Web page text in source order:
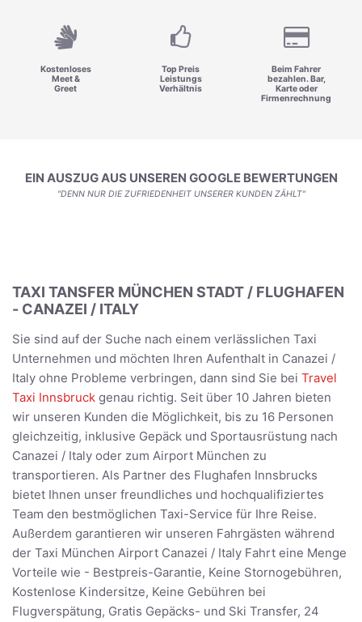
Kostenloses
Meet &
Greet
Top Preis
Leistungs
Verhältnis
Beim Fahrer
bezahlen. Bar,
Karte oder
Firmenrechnung
EIN AUSZUG AUS UNSEREN GOOGLE BEWERTUNGEN
"DENN NUR DIE ZUFRIEDENHEIT UNSERER KUNDEN ZÄHLT"
TAXI TANSFER MÜNCHEN STADT / FLUGHAFEN
- CANAZEI / ITALY
Sie sind auf der Suche nach einem verlässlichen Taxi
Unternehmen und möchten Ihren Aufenthalt in Canazei /
Italy ohne Probleme verbringen, dann sind Sie bei Travel
Taxi Innsbruck genau richtig. Seit über 10 Jahren bieten
wir unseren Kunden die Möglichkeit, bis zu 16 Personen
gleichzeitig, inklusive Gepäck und Sportausrüstung nach
Canazei / Italy oder zum Airport München zu
transportieren. Als Partner des Flughafen Innsbrucks
bietet Ihnen unser freundliches und hochqualifiziertes
Team den bestmöglichen Taxi-Service für Ihre Reise.
Außerdem garantieren wir unseren Fahrgästen während
der Taxi München Airport Canazei / Italy Fahrt eine Menge
Vorteile wie - Bestpreis-Garantie, Keine Stornogebühren,
Kostenlose Kindersitze, Keine Gebühren bei
Flugverspätung, Gratis Gepäcks- und Ski Transfer, 24